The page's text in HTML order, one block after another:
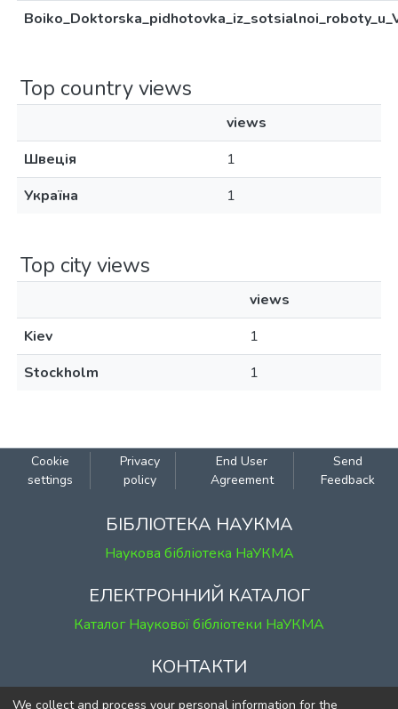
Top country views
views
Швеція
1
Україна
1
Top city views
views
Kiev
1
Stockholm
1
Cookie
settings
Privacy
policy
End User
Agreement
Send
Feedback
БІБЛІОТЕКА НАУКМА
Наукова бібліотека НаУКМА
ЕЛЕКТРОННИЙ КАТАЛОГ
Каталог Наукової бібліотеки НаУКМА
КОНТАКТИ
м. Київ, вул. Григорія Сковороди, 2
We collect and process your personal information for the